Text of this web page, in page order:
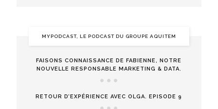
MYPODCAST, LE PODCAST DU GROUPE AQUITEM
FAISONS CONNAISSANCE DE FABIENNE, NOTRE
NOUVELLE RESPONSABLE MARKETING & DATA.
RETOUR D’EXPÉRIENCE AVEC OLGA. EPISODE 9